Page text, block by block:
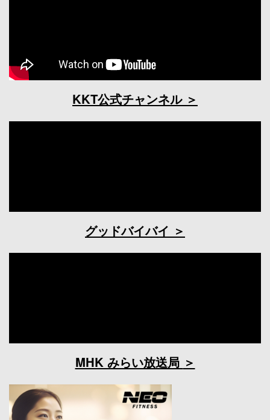
KKT公式チャンネル
グッドバイバイ
MHK みらい放送局